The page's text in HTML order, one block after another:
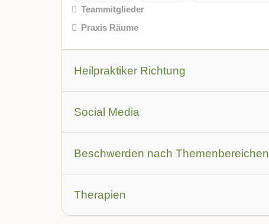
Teammitglieder
Praxis Räume
Heilpraktiker Richtung
Social Media
Beschwerden nach Themenbereichen
Therapien